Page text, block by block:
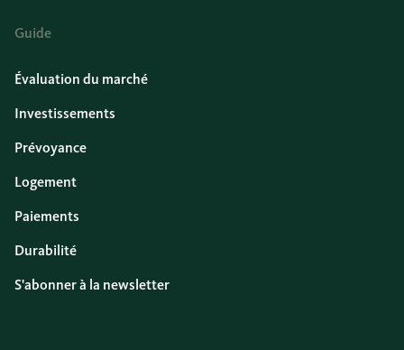
Guide
Évaluation du marché
Investissements
Prévoyance
Logement
Paiements
Durabilité
S'abonner à la newsletter